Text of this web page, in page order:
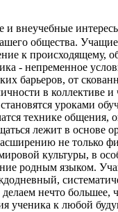
и внеучебные
общества.
к происходящему,
- непременное
барьеров, от
в коллективе и
уроками
технике общения,
лежит в основе
не только
культуры, в
родным языком.
нечто большее,
ученика к любой